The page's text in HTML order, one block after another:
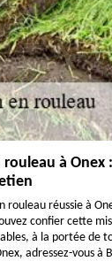
rouleau à
rouleau réussie à
confier cette
à la portée de
adressez-vous à